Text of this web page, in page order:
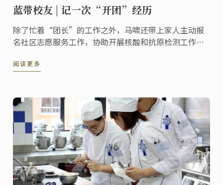
蓝带校友 | 记一次“开团”经历
除了忙着“团长”的工作之外，马啸还带上家人主动报
名社区志愿服务工作，协助开展核酸和抗原检测工作，
下，自己也会努力将每一份志愿工作做细致，做到实
阅读更多